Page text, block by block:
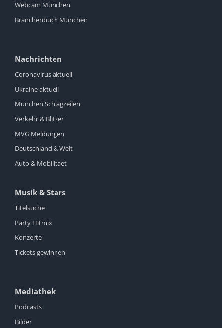
Webcam München
Branchenbuch München
Nachrichten
Coronavirus aktuell
Ukraine aktuell
München Schlagzeilen
Verkehr & Blitzer
MVG Meldungen
Deutschland & Welt
Auto & Mobilitaet
Musik & Stars
Titelsuche
Party Hitmix
Konzerte
Tickets gewinnen
Mediathek
Podcasts
Bilder